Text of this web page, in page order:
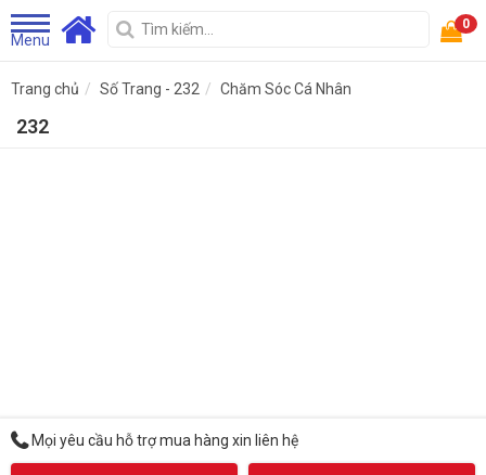
Menu
0
Trang chủ Số Trang - 232 Chăm Sóc Cá Nhân
232
Mọi yêu cầu hỗ trợ mua hàng xin liên hệ